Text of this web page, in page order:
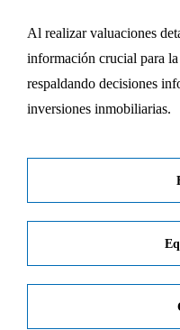
Al realizar valuaciones
información crucial para
respaldando decisiones
inversiones inmobiliarias.